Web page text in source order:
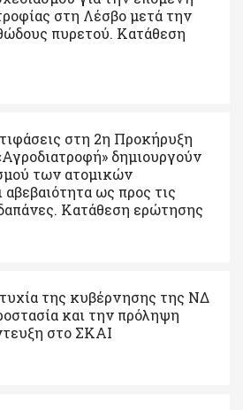
στη Λέσβο μετά την
πυρετού. Kατάθεση
στη 2η Προκήρυξη
δημιουργούν
των ατομικών
ως προς τις
Κατάθεση ερώτησης
της κυβέρνησης της ΝΔ
και την πρόληψη
στο ΣΚΑΙ